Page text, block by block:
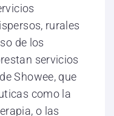
rurales
de los
servicios
Showee, que
como la
o las